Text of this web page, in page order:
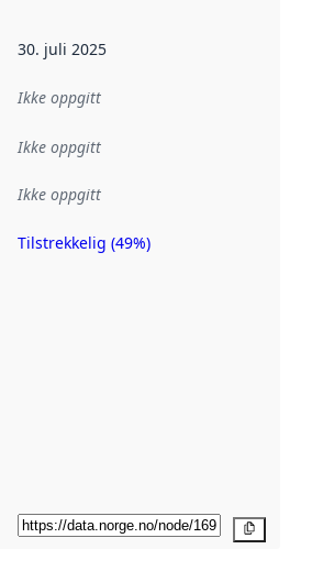
30. juli 2025
Ikke oppgitt
Ikke oppgitt
Ikke oppgitt
Metadatakvalitet
Tilstrekkelig (49%)